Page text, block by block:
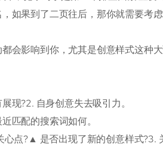
如果到了二页往后，那你就需要考
会影响到你，尤其是创意样式这种
现?2. 自身创意失去吸引力。
匹配的搜索词如何。
点?▲ 是否出现了新的创意样式?3.